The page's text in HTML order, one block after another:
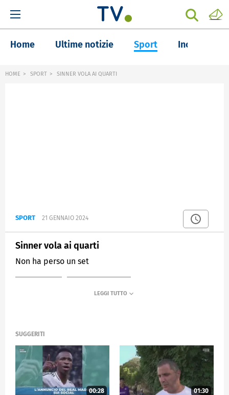
Home Ultime notizie Sport Inchieste
HOME SPORT SINNER VOLA AI QUARTI
SPORT 21 GENNAIO 2024
Sinner vola ai quarti
Non ha perso un set
SUGGERITI
00:28 01:30